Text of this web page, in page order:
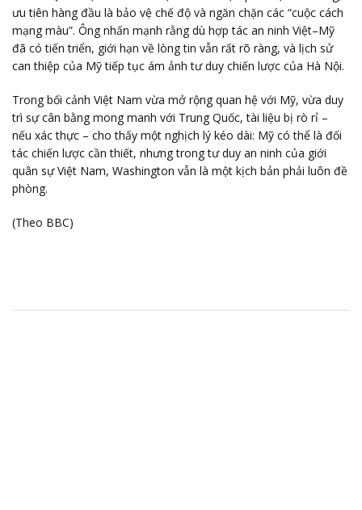
ưu tiên hàng đầu là bảo vệ chế độ và ngăn chặn các “cuộc cách
mạng màu”. Ông nhấn mạnh rằng dù hợp tác an ninh Việt–Mỹ
đã có tiến triển, giới hạn về lòng tin vẫn rất rõ ràng, và lịch sử
can thiệp của Mỹ tiếp tục ám ảnh tư duy chiến lược của Hà Nội.
Trong bối cảnh Việt Nam vừa mở rộng quan hệ với Mỹ, vừa duy
trì sự cân bằng mong manh với Trung Quốc, tài liệu bị rò rỉ –
nếu xác thực – cho thấy một nghịch lý kéo dài: Mỹ có thể là đối
tác chiến lược cần thiết, nhưng trong tư duy an ninh của giới
quân sự Việt Nam, Washington vẫn là một kịch bản phải luôn đề
phòng.
(Theo BBC)